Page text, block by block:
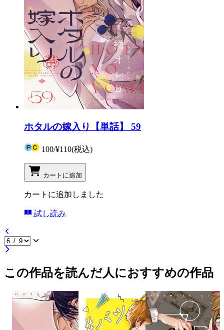
ホタルの嫁入り【単話】 59
100/¥110(税込)
カートに追加
カートに追加しました
試し読み
この作品を読んだ人におすすめの作品